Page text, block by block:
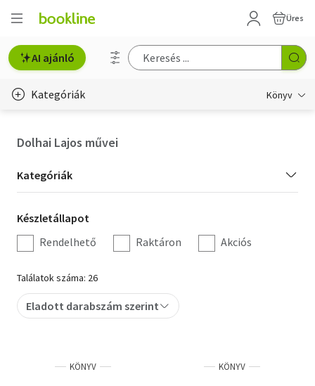
Üres
AI ajánló
Kategóriák Könyv
Hobbi, szabadidő
Irodalom
Művészet
Szakkönyv
Tankönyv, segédkönyv
Dolhai Lajos művei
Kategória
szűrés
Kategóriák
Készletállapot
szűrés
Készletállapot
Rendelhető
Raktáron Akciós
Találatok száma: 26
Eladott darabszám szerint
KÖNYV KÖNYV